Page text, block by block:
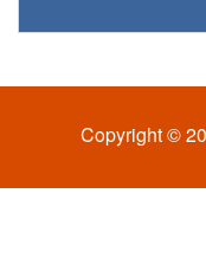
Copyright ©